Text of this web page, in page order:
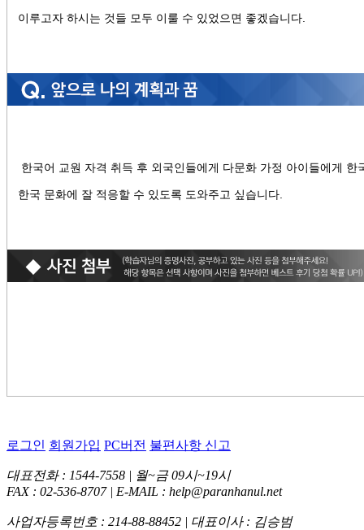
이루고자 하시는 것들 모두 이룰 수 있었으면 좋겠습니다.
한국어 교원 자격 취득 후 외국인들에게 다문화 가정 아이들에게 한
한국 문화에 잘 적응할 수 있도록 도와주고 싶습니다.
로그인 회원가입 PC버전 불편사항 신고
대표전화 : 1544-7558 | 월~금 09시~19시
FAX : 02-536-8707 | E-MAIL : help@paranhanul.net
사업자등록번호 : 214-88-88452 | 대표이사 : 김승범